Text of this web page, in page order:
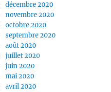
décembre 2020
novembre 2020
octobre 2020
septembre 2020
août 2020
juillet 2020
juin 2020
mai 2020
avril 2020